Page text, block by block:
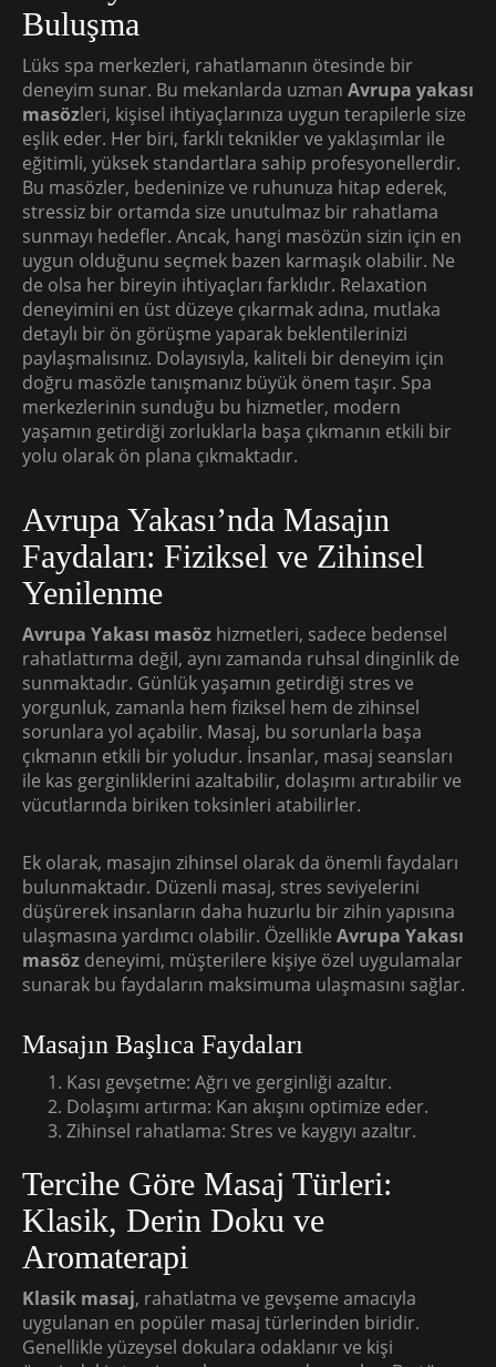
Buluşma
Lüks spa merkezleri, rahatlamanın ötesinde bir
deneyim sunar. Bu mekanlarda uzman Avrupa yakası
masözleri, kişisel ihtiyaçlarınıza uygun terapilerle size
eşlik eder. Her biri, farklı teknikler ve yaklaşımlar ile
eğitimli, yüksek standartlara sahip profesyonellerdir.
Bu masözler, bedeninize ve ruhunuza hitap ederek,
stressiz bir ortamda size unutulmaz bir rahatlama
sunmayı hedefler. Ancak, hangi masözün sizin için en
uygun olduğunu seçmek bazen karmaşık olabilir. Ne
de olsa her bireyin ihtiyaçları farklıdır. Relaxation
deneyimini en üst düzeye çıkarmak adına, mutlaka
detaylı bir ön görüşme yaparak beklentilerinizi
paylaşmalısınız. Dolayısıyla, kaliteli bir deneyim için
doğru masözle tanışmanız büyük önem taşır. Spa
merkezlerinin sunduğu bu hizmetler, modern
yaşamın getirdiği zorluklarla başa çıkmanın etkili bir
yolu olarak ön plana çıkmaktadır.
Avrupa Yakası’nda Masajın
Faydaları: Fiziksel ve Zihinsel
Yenilenme
Avrupa Yakası masöz hizmetleri, sadece bedensel
rahatlattırma değil, aynı zamanda ruhsal dinginlik de
sunmaktadır. Günlük yaşamın getirdiği stres ve
yorgunluk, zamanla hem fiziksel hem de zihinsel
sorunlara yol açabilir. Masaj, bu sorunlarla başa
çıkmanın etkili bir yoludur. İnsanlar, masaj seansları
ile kas gerginliklerini azaltabilir, dolaşımı artırabilir ve
vücutlarında biriken toksinleri atabilirler.
Ek olarak, masajın zihinsel olarak da önemli faydaları
bulunmaktadır. Düzenli masaj, stres seviyelerini
düşürerek insanların daha huzurlu bir zihin yapısına
ulaşmasına yardımcı olabilir. Özellikle Avrupa Yakası
masöz deneyimi, müşterilere kişiye özel uygulamalar
sunarak bu faydaların maksimuma ulaşmasını sağlar.
Masajın Başlıca Faydaları
Kası gevşetme: Ağrı ve gerginliği azaltır.
Dolaşımı artırma: Kan akışını optimize eder.
Zihinsel rahatlama: Stres ve kaygıyı azaltır.
Tercihe Göre Masaj Türleri:
Klasik, Derin Doku ve
Aromaterapi
Klasik masaj, rahatlatma ve gevşeme amacıyla
uygulanan en popüler masaj türlerinden biridir.
Genellikle yüzeysel dokulara odaklanır ve kişi